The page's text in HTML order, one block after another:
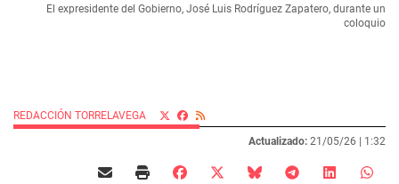
El expresidente del Gobierno, José Luis Rodríguez Zapatero, durante un
coloquio
REDACCIÓN TORRELAVEGA
Actualizado: 21/05/26 | 1:32